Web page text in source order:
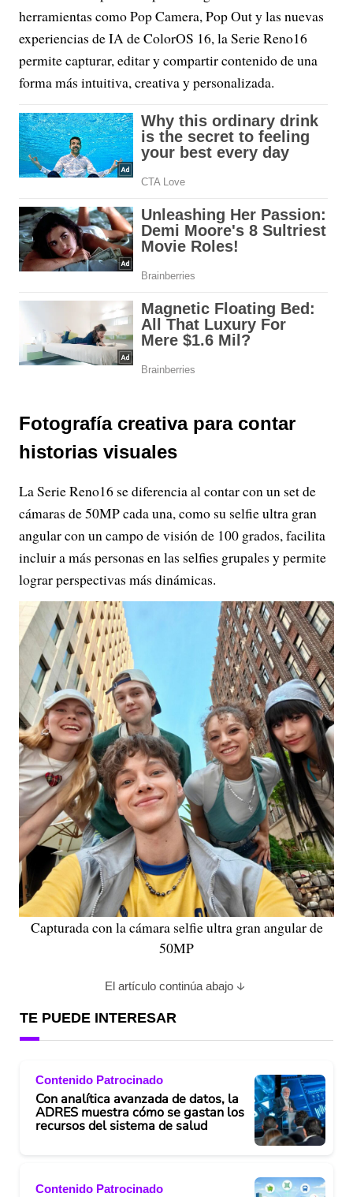
herramientas como Pop Camera, Pop Out y las nuevas
experiencias de IA de ColorOS 16, la Serie Reno16
permite capturar, editar y compartir contenido de una
forma más intuitiva, creativa y personalizada.
Fotografía creativa para contar
historias visuales
La Serie Reno16 se diferencia al contar con un set de
cámaras de 50MP cada una, como su selfie ultra gran
angular con un campo de visión de 100 grados, facilita
incluir a más personas en las selfies grupales y permite
lograr perspectivas más dinámicas.
Capturada con la cámara selfie ultra gran angular de
50MP
El artículo continúa abajo
TE PUEDE INTERESAR
Contenido Patrocinado
Con analítica avanzada de datos, la
ADRES muestra cómo se gastan los
recursos del sistema de salud
Contenido Patrocinado